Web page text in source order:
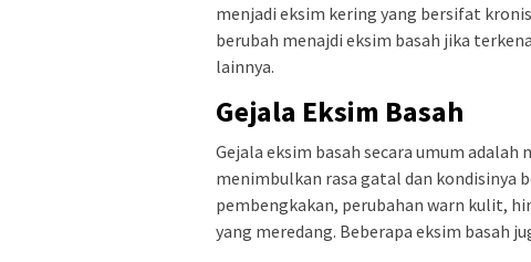
menjadi eksim kering yang bersifat
berubah menajdi eksim basah jika
lainnya.
Gejala Eksim Basah
Gejala eksim basah secara umum
menimbulkan rasa gatal dan kondisinya
pembengkakan, perubahan warn kulit,
yang meredang. Beberapa eksim basah